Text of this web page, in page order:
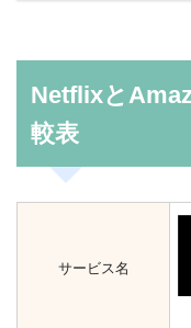
Netflixと
較表
サービス名